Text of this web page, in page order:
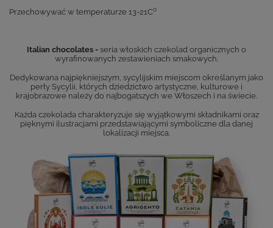
Przechowywać w temperaturze 13-21Co
Italian chocolates - seria włoskich czekolad organicznych o
wyrafinowanych zestawieniach smakowych.
Dedykowana najpiękniejszym, sycylijskim miejscom określanym jako
perły Sycylii, których dziedzictwo artystyczne, kulturowe i
krajobrazowe należy do najbogatszych we Włoszech i na świecie.
Każda czekolada charakteryzuje się wyjątkowymi składnikami oraz
pięknymi ilustracjami przedstawiającymi symboliczne dla danej
lokalizacji miejsca.